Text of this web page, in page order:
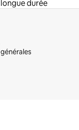
durée